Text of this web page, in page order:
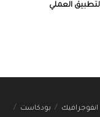
العملي
انفوجرافيك
بودكاست